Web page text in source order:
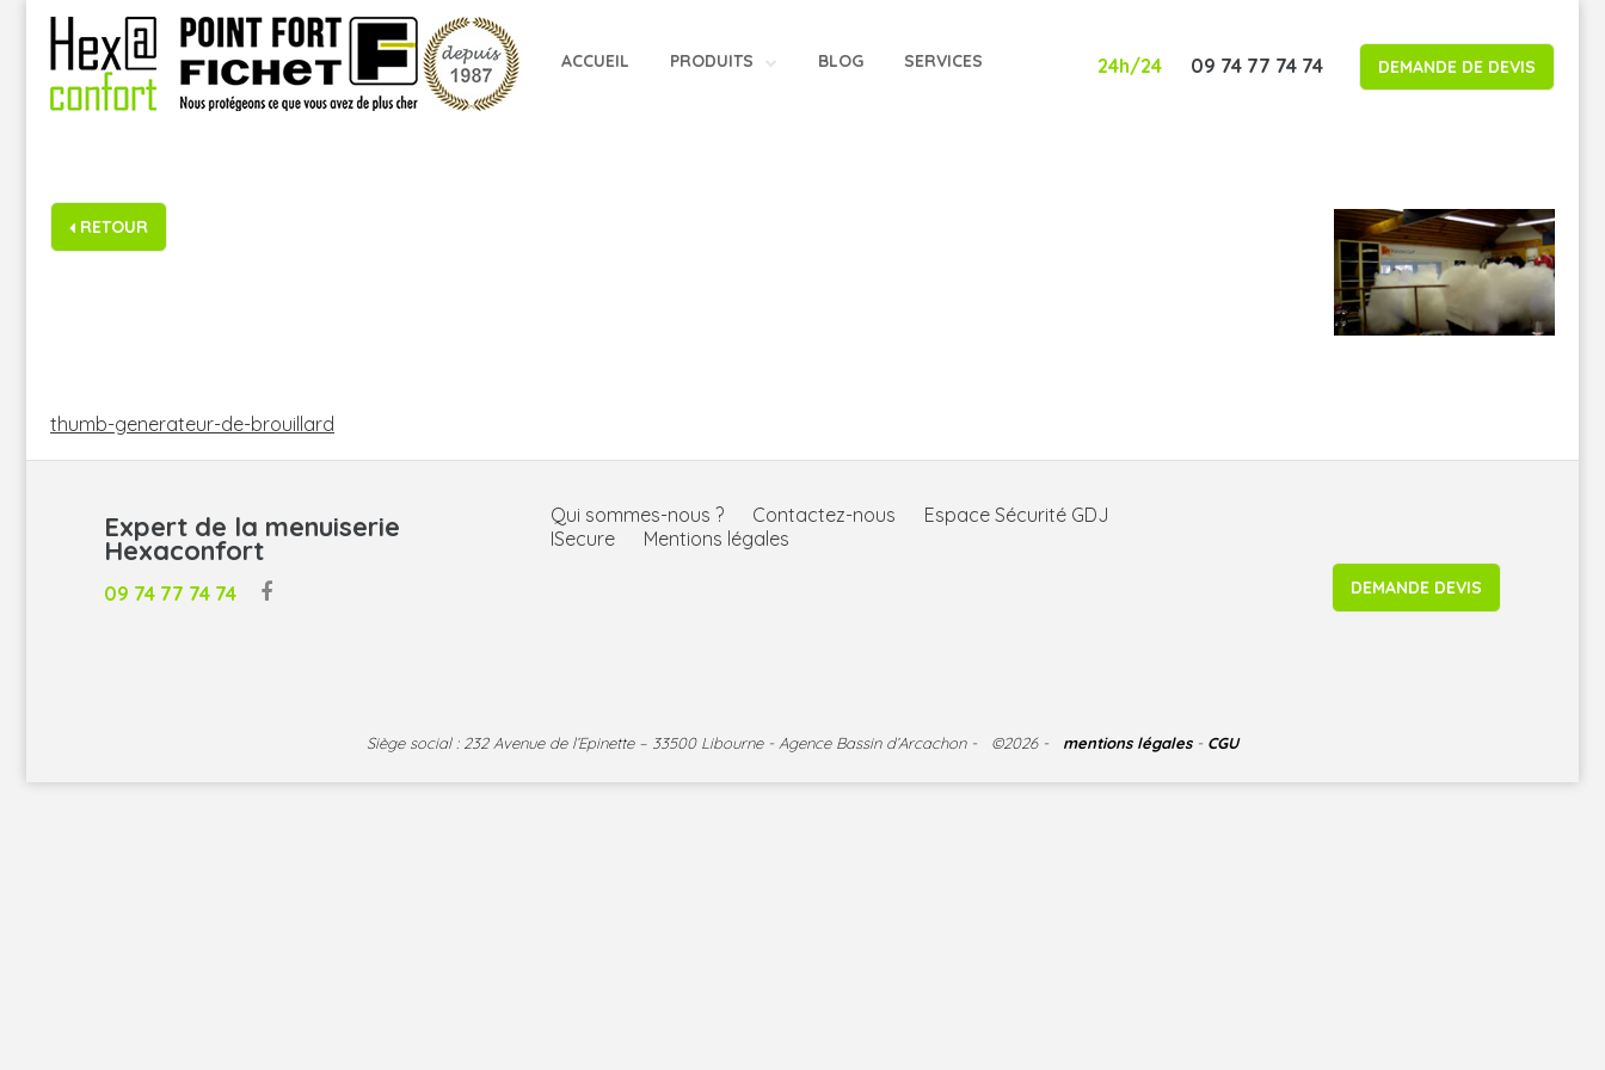
Skip
content
ACCUEIL PRODUITS BLOG SERVICES 24h/24 09 74 77 74 74 DEMANDE DE DEVIS
RETOUR
NAVIGATION
DE
L’ARTICLE
thumb-generateur-de-brouillard
Expert de la menuiserie
Hexaconfort
09 74 77 74 74
Qui sommes-nous ? Contactez-nous
Espace Sécurité GDJ
ISecure
Mentions légales
DEMANDE DEVIS
Siège social : 232 Avenue de l’Epinette – 33500 Libourne - Agence Bassin d’Arcachon - ©2026 - mentions légales- CGU